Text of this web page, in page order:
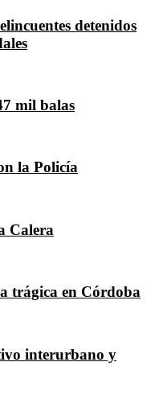
detenidos
mil balas
la Policía
Calera
trágica en Córdoba
interurbano y